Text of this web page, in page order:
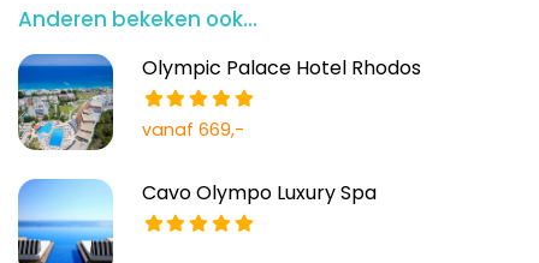
Anderen bekeken ook...
Olympic Palace Hotel Rhodos
vanaf 669,-
Cavo Olympo Luxury Spa